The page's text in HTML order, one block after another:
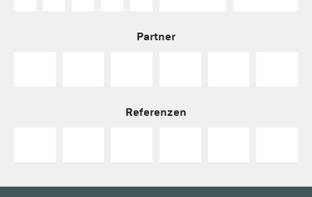
Partner
Referenzen